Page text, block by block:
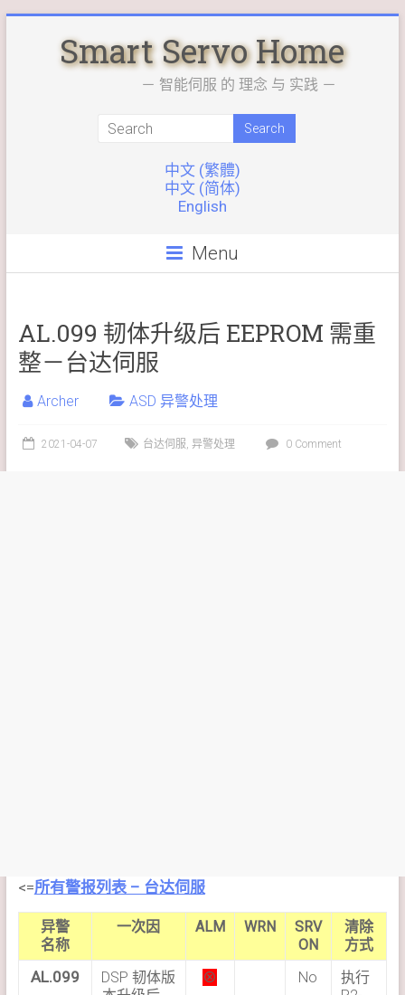
Smart Servo Home
－ 智能伺服 的 理念 与 实践 －
中文 (繁體)
中文 (简体)
English
Menu
AL.099 韧体升级后 EEPROM 需重
整－台达伺服
Archer ASD 异警处理
2021-04-07 台达伺服, 异警处理 0 Comment
<=所有警报列表 – 台达伺服
异警
名称
一次因 ALM WRN
SRV
ON
清除
方式
AL.099
DSP 韧体版
⊗ No
执行